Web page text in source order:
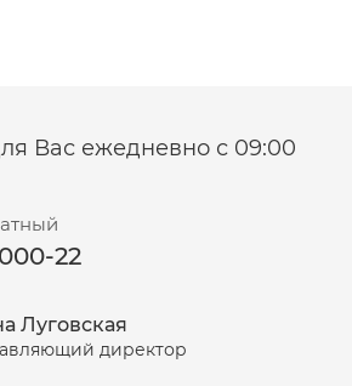
Вас ежедневно с 09:00
22
Луговская
директор